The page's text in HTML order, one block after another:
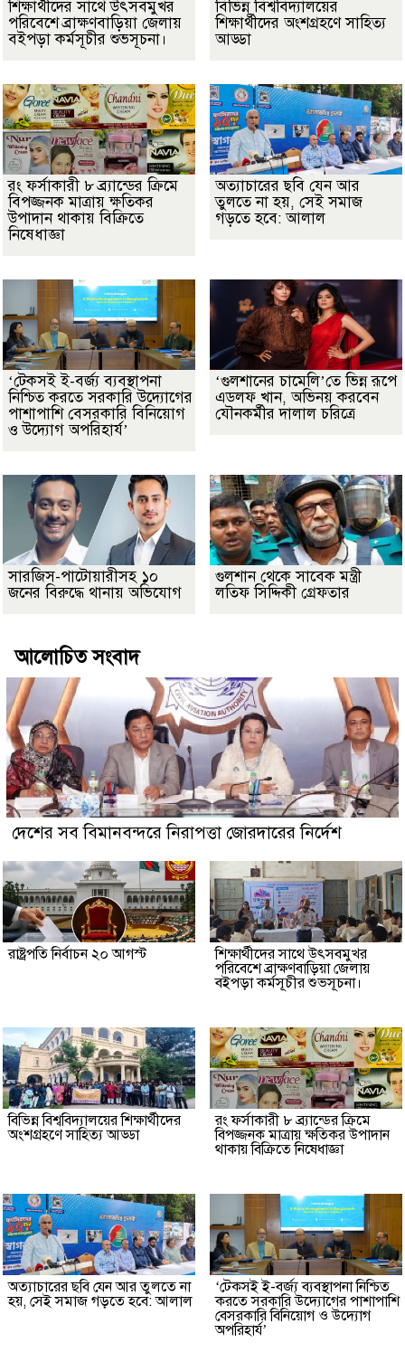
শিক্ষার্থীদের সাথে উৎসবমুখর
পরিবেশে ব্রাক্ষণবাড়িয়া জেলায়
বইপড়া কর্মসূচীর শুভসূচনা।
বিভিন্ন বিশ্ববিদ্যালয়ের
শিক্ষার্থীদের অংশগ্রহণে সাহিত্য
আড্ডা
রং ফর্সাকারী ৮ ব্র্যান্ডের ক্রিমে
বিপজ্জনক মাত্রায় ক্ষতিকর
উপাদান থাকায় বিক্রিতে
নিষেধাজ্ঞা
অত্যাচারের ছবি যেন আর
তুলতে না হয়, সেই সমাজ
গড়তে হবে: আলাল
‘টেকসই ই-বর্জ্য ব্যবস্থাপনা
নিশ্চিত করতে সরকারি উদ্যোগের
পাশাপাশি বেসরকারি বিনিয়োগ
ও উদ্যোগ অপরিহার্য’
‘গুলশানের চামেলি’তে ভিন্ন রূপে
এডলফ খান, অভিনয় করবেন
যৌনকর্মীর দালাল চরিত্রে
সারজিস-পাটোয়ারীসহ ১০
জনের বিরুদ্ধে থানায় অভিযোগ
গুলশান থেকে সাবেক মন্ত্রী
লতিফ সিদ্দিকী গ্রেফতার
আলোচিত সংবাদ
দেশের সব বিমানবন্দরে নিরাপত্তা জোরদারের নির্দেশ
রাষ্ট্রপতি নির্বাচন ২০ আগস্ট
শিক্ষার্থীদের সাথে উৎসবমুখর
পরিবেশে ব্রাক্ষণবাড়িয়া জেলায়
বইপড়া কর্মসূচীর শুভসূচনা।
বিভিন্ন বিশ্ববিদ্যালয়ের শিক্ষার্থীদের
অংশগ্রহণে সাহিত্য আড্ডা
রং ফর্সাকারী ৮ ব্র্যান্ডের ক্রিমে
বিপজ্জনক মাত্রায় ক্ষতিকর উপাদান
থাকায় বিক্রিতে নিষেধাজ্ঞা
অত্যাচারের ছবি যেন আর তুলতে না
হয়, সেই সমাজ গড়তে হবে: আলাল
‘টেকসই ই-বর্জ্য ব্যবস্থাপনা নিশ্চিত
করতে সরকারি উদ্যোগের পাশাপাশি
বেসরকারি বিনিয়োগ ও উদ্যোগ
অপরিহার্য’